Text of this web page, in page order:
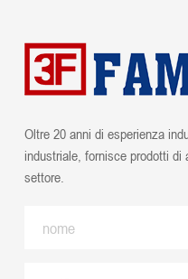
Oltre 20 anni di esperienza
industriale, fornisce prodotti di
settore.